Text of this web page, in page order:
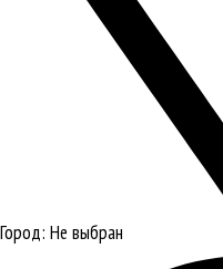
Город: Не выбран